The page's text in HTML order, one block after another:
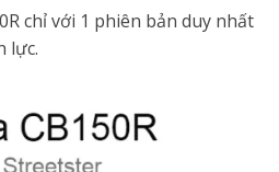
chỉ với 1 phiên bản duy nhất
lực.